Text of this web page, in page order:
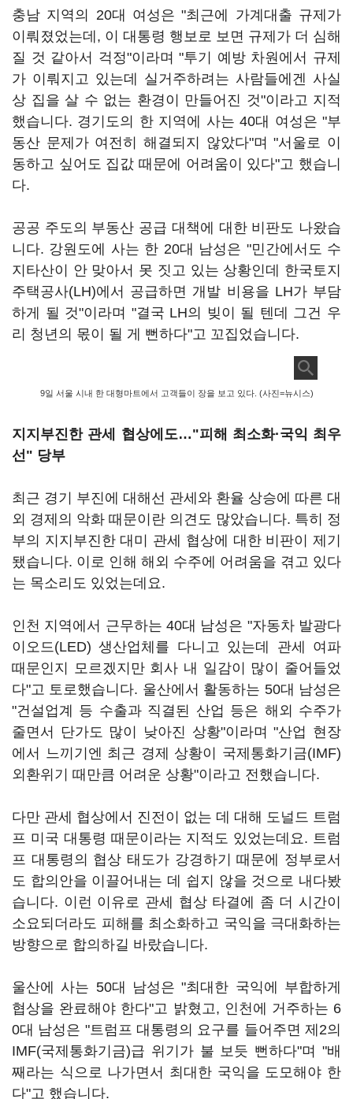
충남 지역의 20대 여성은 "최근에 가계대출 규제가
이뤄졌었는데, 이 대통령 행보로 보면 규제가 더 심해
질 것 같아서 걱정"이라며 "투기 예방 차원에서 규제
가 이뤄지고 있는데 실거주하려는 사람들에겐 사실
상 집을 살 수 없는 환경이 만들어진 것"이라고 지적
했습니다. 경기도의 한 지역에 사는 40대 여성은 "부
동산 문제가 여전히 해결되지 않았다"며 "서울로 이
동하고 싶어도 집값 때문에 어려움이 있다"고 했습니
다.
공공 주도의 부동산 공급 대책에 대한 비판도 나왔습
니다. 강원도에 사는 한 20대 남성은 "민간에서도 수
지타산이 안 맞아서 못 짓고 있는 상황인데 한국토지
주택공사(LH)에서 공급하면 개발 비용을 LH가 부담
하게 될 것"이라며 "결국 LH의 빚이 될 텐데 그건 우
리 청년의 몫이 될 게 뻔하다"고 꼬집었습니다.
9일 서울 시내 한 대형마트에서 고객들이 장을 보고 있다. (사진=뉴시스)
지지부진한 관세 협상에도…"피해 최소화·국익 최우
선" 당부
최근 경기 부진에 대해선 관세와 환율 상승에 따른 대
외 경제의 악화 때문이란 의견도 많았습니다. 특히 정
부의 지지부진한 대미 관세 협상에 대한 비판이 제기
됐습니다. 이로 인해 해외 수주에 어려움을 겪고 있다
는 목소리도 있었는데요.
인천 지역에서 근무하는 40대 남성은 "자동차 발광다
이오드(LED) 생산업체를 다니고 있는데 관세 여파
때문인지 모르겠지만 회사 내 일감이 많이 줄어들었
다"고 토로했습니다. 울산에서 활동하는 50대 남성은
"건설업계 등 수출과 직결된 산업 등은 해외 수주가
줄면서 단가도 많이 낮아진 상황"이라며 "산업 현장
에서 느끼기엔 최근 경제 상황이 국제통화기금(IMF)
외환위기 때만큼 어려운 상황"이라고 전했습니다.
다만 관세 협상에서 진전이 없는 데 대해 도널드 트럼
프 미국 대통령 때문이라는 지적도 있었는데요. 트럼
프 대통령의 협상 태도가 강경하기 때문에 정부로서
도 합의안을 이끌어내는 데 쉽지 않을 것으로 내다봤
습니다. 이런 이유로 관세 협상 타결에 좀 더 시간이
소요되더라도 피해를 최소화하고 국익을 극대화하는
방향으로 합의하길 바랐습니다.
울산에 사는 50대 남성은 "최대한 국익에 부합하게
협상을 완료해야 한다"고 밝혔고, 인천에 거주하는 6
0대 남성은 "트럼프 대통령의 요구를 들어주면 제2의
IMF(국제통화기금)급 위기가 불 보듯 뻔하다"며 "배
째라는 식으로 나가면서 최대한 국익을 도모해야 한
다"고 했습니다.